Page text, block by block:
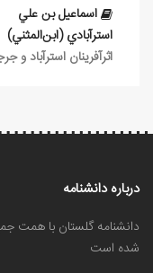
اسماعيل بن علي
استرآبادي (ابن‌المثني)
اثرآفرينان استرآباد و
درباره دانشنامه
دانشنامه گلستان با همت
شده است